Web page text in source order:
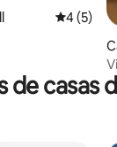
4 de uma
4 (5)
de casas